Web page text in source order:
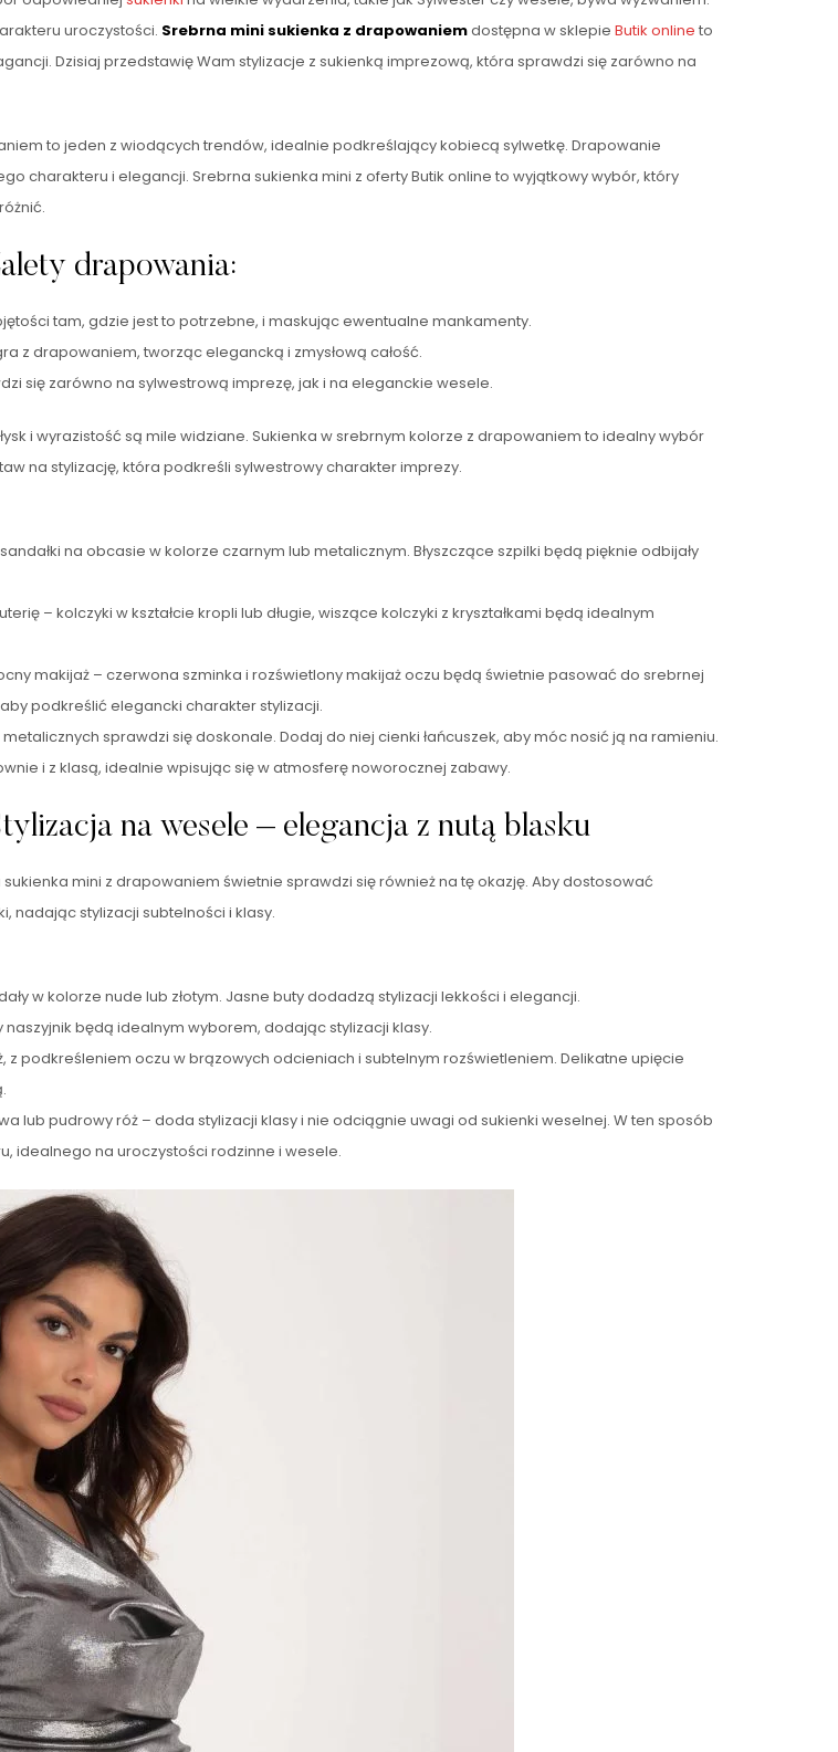
uroczystości. Srebrna mini sukienka z drapowaniemdostępna w sklepie Butik online to
Dzisiaj przedstawię Wam stylizacje z sukienką imprezową, która sprawdzi się zarówno na
to jeden z wiodących trendów, idealnie podkreślający kobiecą sylwetkę. Drapowanie
charakteru i elegancji. Srebrna sukienka mini z oferty Butik online to wyjątkowy wybór, który
drapowania:
tam, gdzie jest to potrzebne, i maskując ewentualne mankamenty.
z drapowaniem, tworząc elegancką i zmysłową całość.
się zarówno na sylwestrową imprezę, jak i na eleganckie wesele.
i wyrazistość są mile widziane. Sukienka w srebrnym kolorze z drapowaniem to idealny wybór
na stylizację, która podkreśli sylwestrowy charakter imprezy.
na obcasie w kolorze czarnym lub metalicznym. Błyszczące szpilki będą pięknie odbijały
– kolczyki w kształcie kropli lub długie, wiszące kolczyki z kryształkami będą idealnym
makijaż – czerwona szminka i rozświetlony makijaż oczu będą świetnie pasować do srebrnej
podkreślić elegancki charakter stylizacji.
sprawdzi się doskonale. Dodaj do niej cienki łańcuszek, aby móc nosić ją na ramieniu.
i z klasą, idealnie wpisując się w atmosferę noworocznej zabawy.
na wesele – elegancja z nutą blasku
mini z drapowaniem świetnie sprawdzi się również na tę okazję. Aby dostosować
nadając stylizacji subtelności i klasy.
w kolorze nude lub złotym. Jasne buty dodadzą stylizacji lekkości i elegancji.
naszyjnik będą idealnym wyborem, dodając stylizacji klasy.
podkreśleniem oczu w brązowych odcieniach i subtelnym rozświetleniem. Delikatne upięcie
lub pudrowy róż – doda stylizacji klasy i nie odciągnie uwagi od sukienki weselnej. W ten sposób
idealnego na uroczystości rodzinne i wesele.